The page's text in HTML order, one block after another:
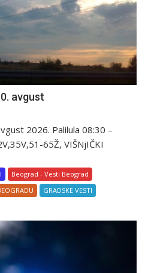
avgust
2026. Palilula 08:30 –
65Ž, VIŠNjIČKI
Beograd - Vesti Beograd
GRADSKE VESTI